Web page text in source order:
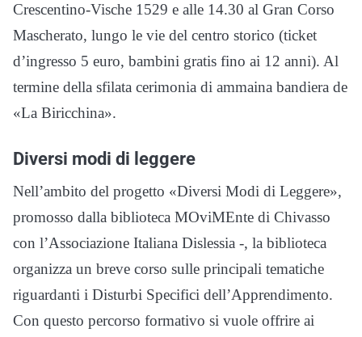
Crescentino-Vische 1529 e alle 14.30 al Gran Corso
Mascherato, lungo le vie del centro storico (ticket
d’ingresso 5 euro, bambini gratis fino ai 12 anni). Al
termine della sfilata cerimonia di ammaina bandiera de
«La Biricchina».
Diversi modi di leggere
Nell’ambito del progetto «Diversi Modi di Leggere»,
promosso dalla biblioteca MOviMEnte di Chivasso
con l’Associazione Italiana Dislessia -, la biblioteca
organizza un breve corso sulle principali tematiche
riguardanti i Disturbi Specifici dell’Apprendimento.
Con questo percorso formativo si vuole offrire ai